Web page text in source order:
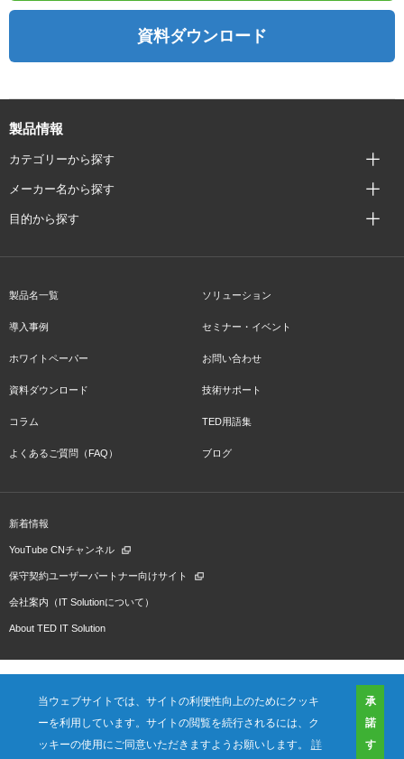
当ウェブサイトでは、サイトの利便性向上のためにクッキ
ーを利用しています。サイトの閲覧を続行されるには、ク
ッキーの使用にご同意いただきますようお願いします。 詳
承
諾
す
資料ダウンロード
製品情報
カテゴリーから探す
メーカー名から探す
目的から探す
製品名一覧 ソリューション
導入事例 セミナー・イベント
ホワイトペーパー お問い合わせ
資料ダウンロード 技術サポート
コラム TED用語集
よくあるご質問（FAQ） ブログ
新着情報
YouTube CNチャンネル
保守契約ユーザーパートナー向けサイト
会社案内（IT Solutionについて）
About TED IT Solution
会社概要 ご利用規約 プライバシーポリシー
プレスリリース（プロダクト)